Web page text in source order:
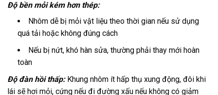
Độ bền mỏi kém hơn thép:
Nhôm dễ bị mỏi vật liệu theo thời gian nếu sử dụng
quá tải hoặc không đúng cách
Nếu bị nứt, khó hàn sửa, thường phải thay mới hoàn
toàn
Độ đàn hồi thấp: Khung nhôm ít hấp thụ xung động, đôi khi
lái sẽ hơi mỏi, cứng nếu đi đường xấu nếu không có giảm